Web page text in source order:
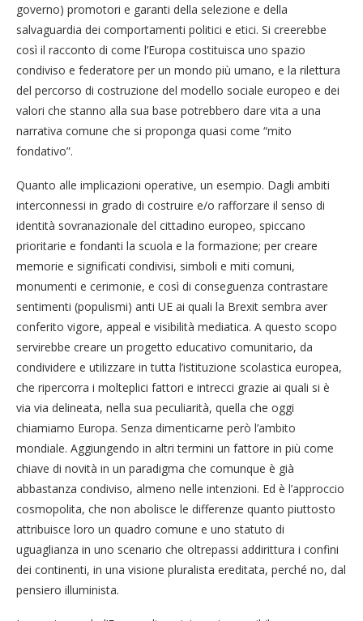
governo) promotori e garanti della selezione e della
salvaguardia dei comportamenti politici e etici. Si creerebbe
così il racconto di come l’Europa costituisca uno spazio
condiviso e federatore per un mondo più umano, e la rilettura
del percorso di costruzione del modello sociale europeo e dei
valori che stanno alla sua base potrebbero dare vita a una
narrativa comune che si proponga quasi come “mito
fondativo”.
Quanto alle implicazioni operative, un esempio. Dagli ambiti
interconnessi in grado di costruire e/o rafforzare il senso di
identità sovranazionale del cittadino europeo, spiccano
prioritarie e fondanti la scuola e la formazione; per creare
memorie e significati condivisi, simboli e miti comuni,
monumenti e cerimonie, e così di conseguenza contrastare
sentimenti (populismi) anti UE ai quali la Brexit sembra aver
conferito vigore, appeal e visibilità mediatica. A questo scopo
servirebbe creare un progetto educativo comunitario, da
condividere e utilizzare in tutta l’istituzione scolastica europea,
che ripercorra i molteplici fattori e intrecci grazie ai quali si è
via via delineata, nella sua peculiarità, quella che oggi
chiamiamo Europa. Senza dimenticarne però l’ambito
mondiale. Aggiungendo in altri termini un fattore in più come
chiave di novità in un paradigma che comunque è già
abbastanza condiviso, almeno nelle intenzioni. Ed è l’approccio
cosmopolita, che non abolisce le differenze quanto piuttosto
attribuisce loro un quadro comune e uno statuto di
uguaglianza in uno scenario che oltrepassi addirittura i confini
dei continenti, in una visione pluralista ereditata, perché no, dal
pensiero illuminista.